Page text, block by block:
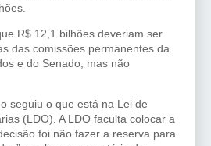
R$ 12,1 bilhões deveriam ser
das comissões permanentes da
e do Senado, mas não
seguiu o que está na Lei de
(LDO). A LDO faculta colocar a
foi não fazer a reserva para